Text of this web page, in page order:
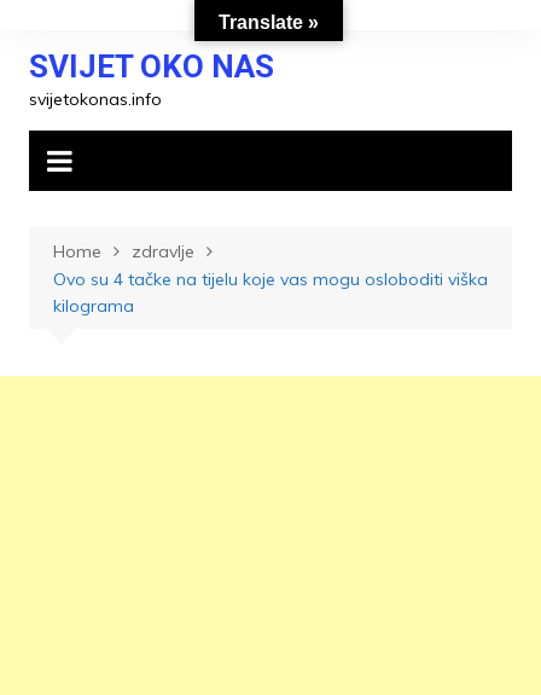
contentSVIJET OKO NAS
svijetokonas.info
Home
zdravlje
Ovo su 4 tačke na tijelu koje vas mogu osloboditi viška
kilograma
Translate »